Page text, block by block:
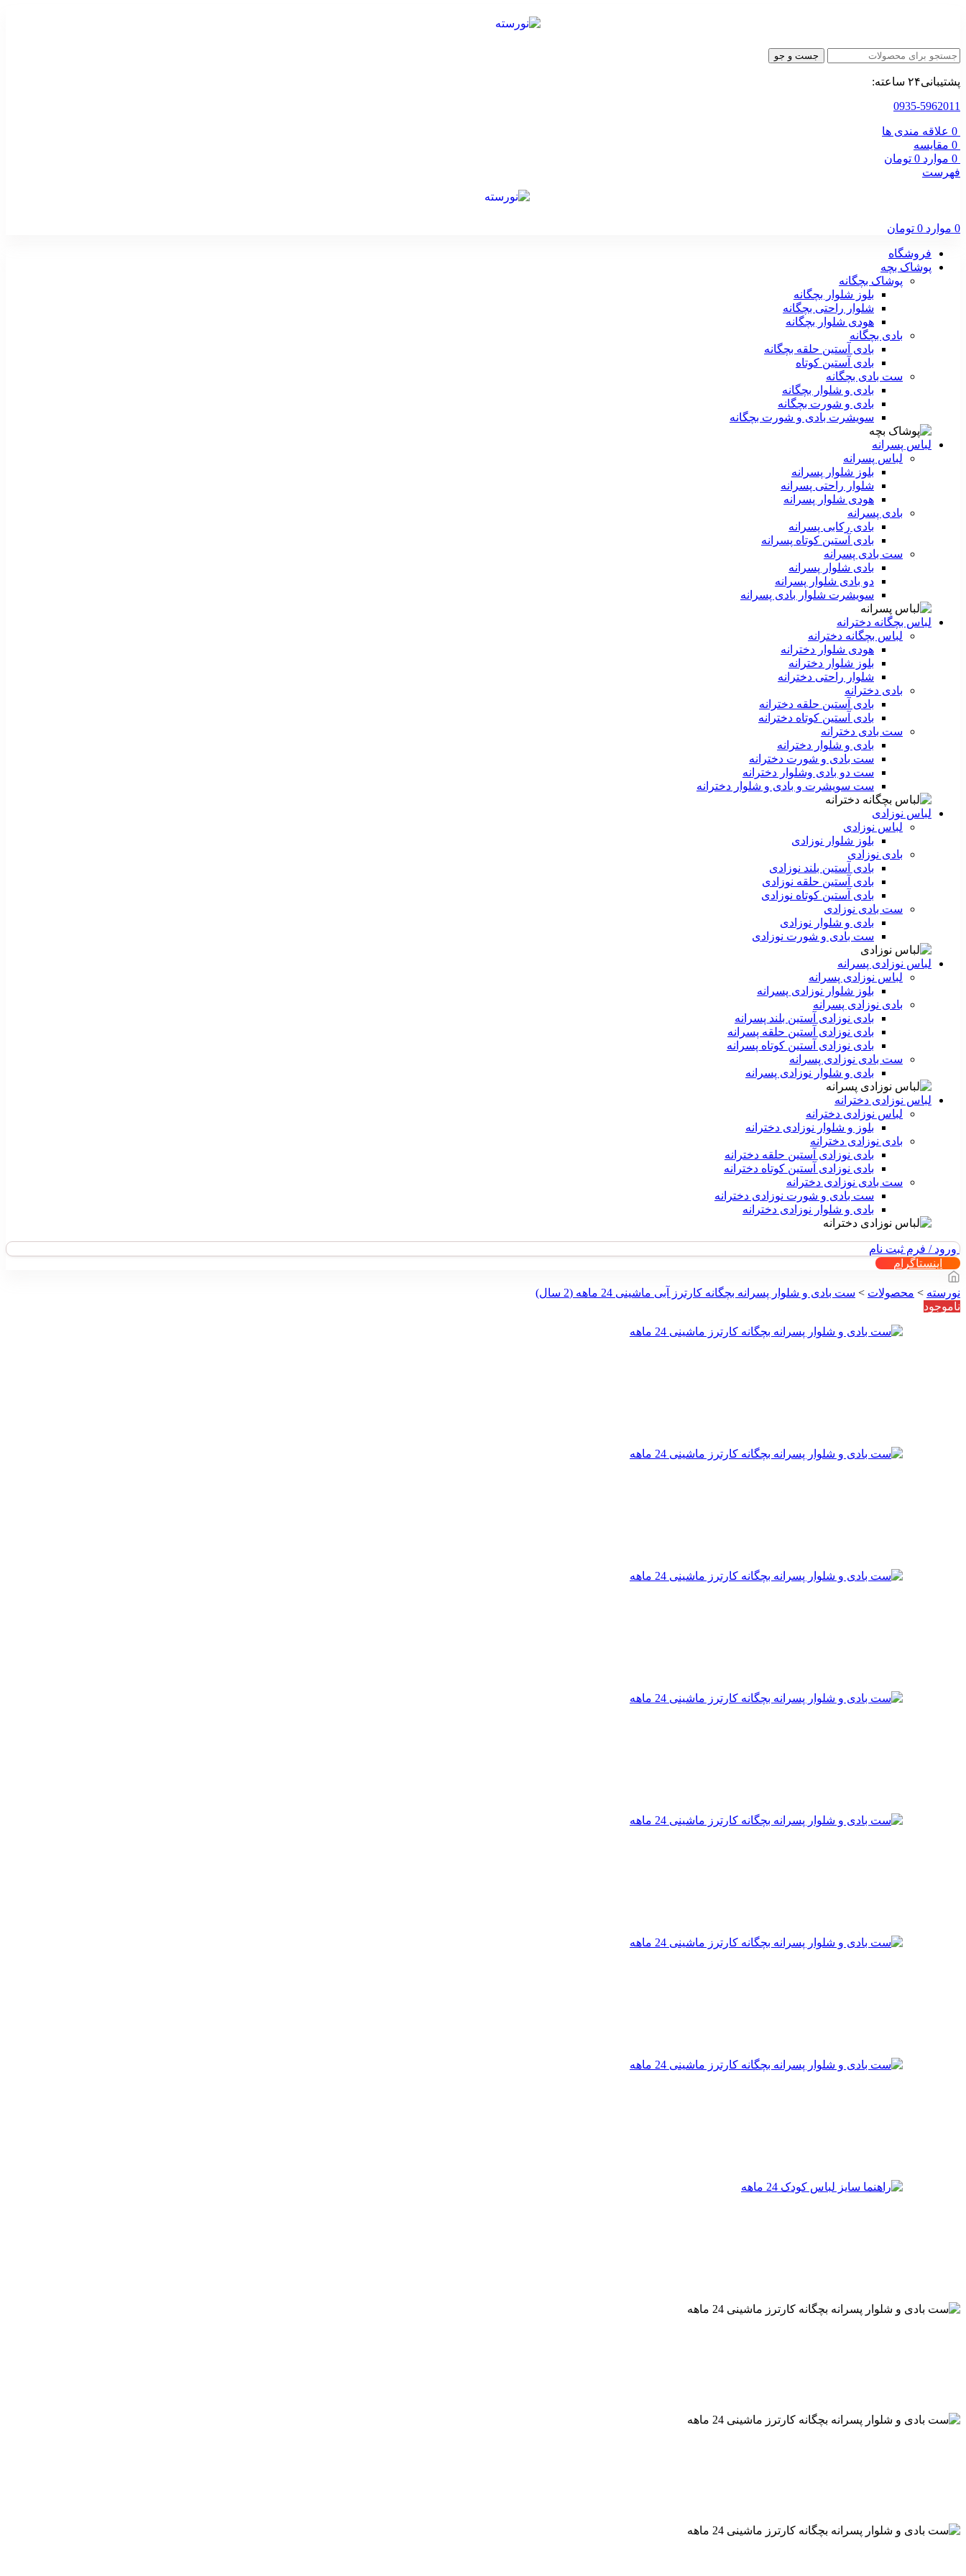
جست و جو
پشتیبانی۲۴ ساعته:
0935-5962011
0 علاقه مندی ها
0 مقایسه
0 موارد 0 تومان
فهرست
0 موارد 0 تومان
فروشگاه
پوشاک بچه
پوشاک بچگانه
بلوز شلوار بچگانه
شلوار راحتی بچگانه
هودی شلوار بچگانه
بادی بچگانه
بادی آستین حلقه بچگانه
بادی آستین کوتاه
ست‌ بادی بچگانه
بادی و شلوار بچگانه
بادی و شورت بچگانه
سویشرت بادی و شورت بچگانه
لباس پسرانه
لباس پسرانه
بلوز شلوار پسرانه
شلوار راحتی پسرانه
هودی شلوار پسرانه
بادی پسرانه
بادی رکابی پسرانه
بادی آستین کوتاه پسرانه
ست بادی پسرانه
بادی شلوار پسرانه
دو بادی شلوار پسرانه
سویشرت شلوار بادی پسرانه
لباس بچگانه دخترانه
لباس بچگانه دخترانه
هودی شلوار دخترانه
بلوز شلوار دخترانه
شلوار راحتی دخترانه
بادی دخترانه
بادی آستین حلقه دخترانه
بادی آستین کوتاه دخترانه
ست بادی دخترانه
بادی و شلوار دخترانه
ست بادی و شورت دخترانه
ست دو بادی وشلوار دخترانه
ست سویشرت و بادی و شلوار دخترانه
لباس نوزادی
لباس نوزادی
بلوز شلوار نوزادی
بادی نوزادی
بادی آستین بلند نوزادی
بادی آستین حلقه نوزادی
بادی آستین کوتاه نوزادی
ست بادی نوزادی
بادی و شلوار نوزادی
ست بادی و شورت نوزادی
لباس نوزادی پسرانه
لباس نوزادی پسرانه
بلوز شلوار نوزادی پسرانه
بادی نوزادی پسرانه
بادی نوزادی آستین بلند پسرانه
بادی نوزادی آستین حلقه پسرانه
بادی نوزادی آستین کوتاه پسرانه
ست بادی نوزادی پسرانه
بادی و شلوار نوزادی پسرانه
لباس نوزادی دخترانه
لباس نوزادی دخترانه
بلوز و شلوار نوزادی دخترانه
بادی نوزادی دخترانه
بادی نوزادی آستین حلقه دخترانه
بادی نوزادی آستین کوتاه دخترانه
ست بادی نوزادی دخترانه
ست بادی و شورت نوزادی دخترانه
بادی و شلوار نوزادی دخترانه
ورود / فرم ثبت نام
اینستاگرام
نورسته > محصولات > ست بادی و شلوار پسرانه بچگانه کارترز آبی ماشینی 24 ماهه (2 سال)
ناموجود